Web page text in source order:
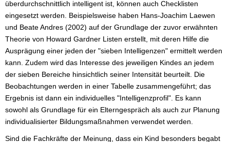
überdurchschnittlich intelligent ist, können auch Checklisten
eingesetzt werden. Beispielsweise haben Hans-Joachim Laewen
und Beate Andres (2002) auf der Grundlage der zuvor erwähnten
Theorie von Howard Gardner Listen erstellt, mit deren Hilfe die
Ausprägung einer jeden der "sieben Intelligenzen" ermittelt werden
kann. Zudem wird das Interesse des jeweiligen Kindes an jedem
der sieben Bereiche hinsichtlich seiner Intensität beurteilt. Die
Beobachtungen werden in einer Tabelle zusammengeführt; das
Ergebnis ist dann ein individuelles "Intelligenzprofil". Es kann
sowohl als Grundlage für ein Elterngespräch als auch zur Planung
individualisierter Bildungsmaßnahmen verwendet werden.
Sind die Fachkräfte der Meinung, dass ein Kind besonders begabt